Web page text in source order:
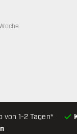
von 1-2 Tagen*
nicht